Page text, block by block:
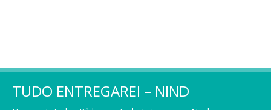
TUDO ENTREGAREI – NIND